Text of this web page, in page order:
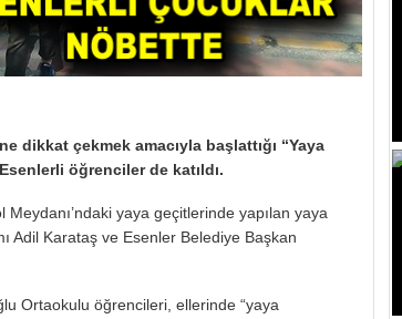
dikkat çekmek amacıyla başlattığı “Yaya
öğrenciler de katıldı.
yaya geçitlerinde yapılan yaya
Adil Karataş ve Esenler Belediye Başkan
Ortaokulu öğrencileri, ellerinde “yaya